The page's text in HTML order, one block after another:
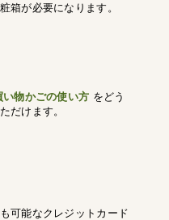
箱が必要になります。
い物かごの使い方 をどう
だけます。
可能なクレジットカード